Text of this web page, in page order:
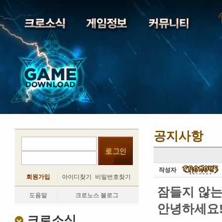
회원가입 아이디찾기 비밀번호찾기
도움말 크로노스 블로그
공지사항
작성자
잠들지 않
안녕하세요